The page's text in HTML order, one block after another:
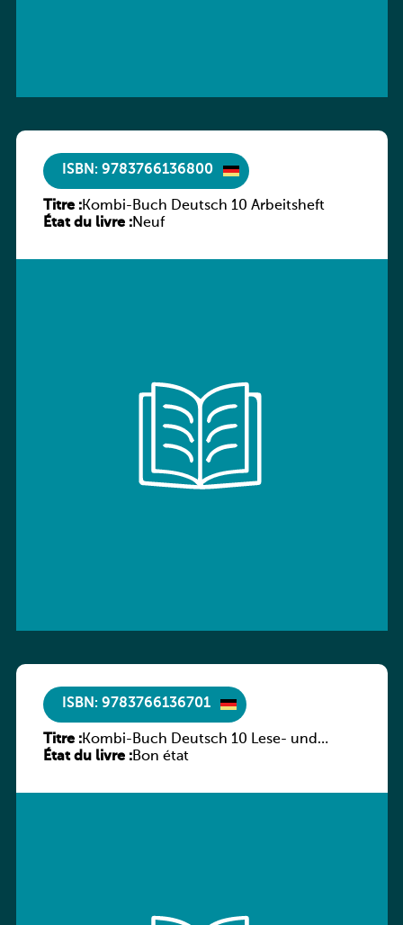
ISBN: 9783766136800
Titre :Kombi-Buch Deutsch 10 Arbeitsheft
État du livre :Neuf
ISBN: 9783766136701
Titre :Kombi-Buch Deutsch 10 Lese- und
Sprachbuch
État du livre :Bon état